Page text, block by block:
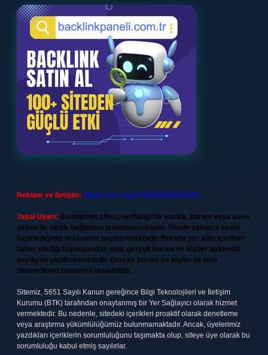
Reklam ve İletişim: Skype: live:.cid.575569c608265c69
Yasal Uyarı: Bu internet sitesi, herhangi bir marka, kurum veya şahıs
şirketi ile hiçbir bağlantısı bulunmamaktadır. Sitede yalnızca kendi
hazırladığımız makaleler paylaşılmaktadır. Burada yer alan içerikler
haber niteliği taşımamakta olup, gerçek kurum ve kişiler hakkında
paylaşım yapılmamaktadır. Gerçek kurum ve kişiler ile isim
benzerlikleri tamamen tesadüfidir.
Sitemiz, 5651 Sayılı Kanun gereğince Bilgi Teknolojileri ve İletişim
Kurumu (BTK) tarafından onaylanmış bir Yer Sağlayıcı olarak hizmet
vermektedir. Bu nedenle, sitedeki içerikleri proaktif olarak denetleme
veya araştırma yükümlülüğümüz bulunmamaktadır. Ancak, üyelerimiz
yazdıkları içeriklerin sorumluluğunu taşımakta olup, siteye üye olarak bu
sorumluluğu kabul etmiş sayılırlar.